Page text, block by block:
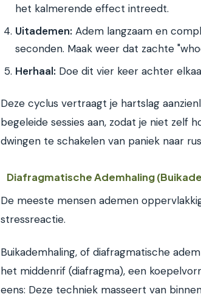
het kalmerende effect intreedt.
Uitademen: Adem langzaam en
seconden. Maak weer dat zachte
Herhaal: Doe dit vier keer achter
Deze cyclus vertraagt je hartslag
begeleide sessies aan, zodat je niet zelf
dwingen te schakelen van paniek naar
Diafragmatische Ademhaling
De meeste mensen ademen
stressreactie.
Buikademhaling, of diafragmatische
het middenrif (diafragma), een
eens: Deze techniek masseert van